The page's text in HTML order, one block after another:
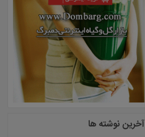
آخرین نوشته ها